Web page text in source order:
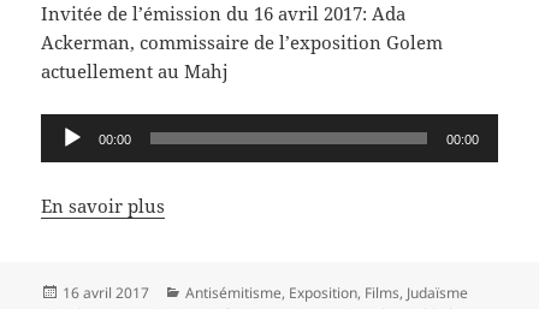
Invitée de l’émission du 16 avril 2017: Ada
Ackerman, commissaire de l’exposition Golem
actuellement au Mahj
Lecteur
audio
00:00 00:00
En savoir plus
Publié
16 avril 2017 Catégories
Antisémitisme, Exposition, Films, Judaïsme